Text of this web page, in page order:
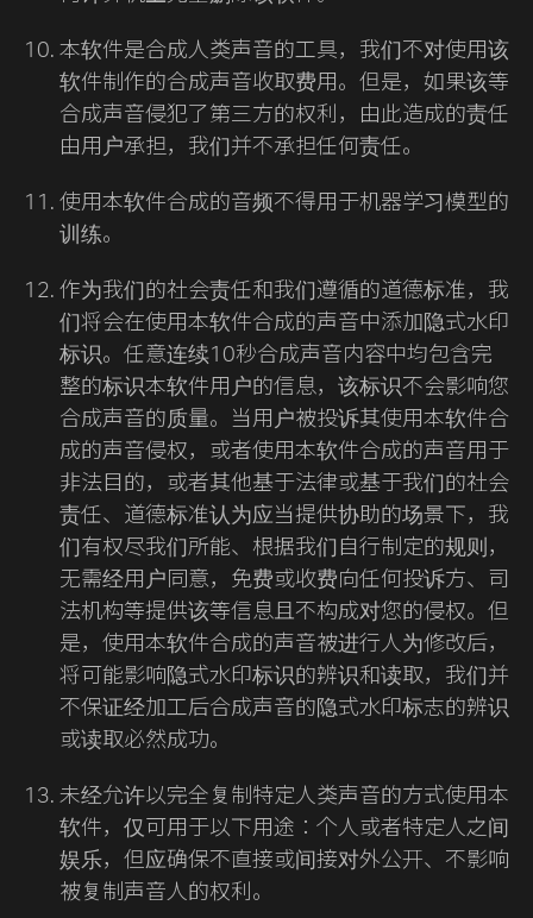
本软件是合成人类声音的工具，我们不对使用该
软件制作的合成声音收取费用。但是，如果该等
合成声音侵犯了第三方的权利，由此造成的责任
由用户承担，我们并不承担任何责任。
使用本软件合成的音频不得用于机器学习模型的
训练。
作为我们的社会责任和我们遵循的道德标准，我
们将会在使用本软件合成的声音中添加隐式水印
标识。任意连续10秒合成声音内容中均包含完
整的标识本软件用户的信息，该标识不会影响您
合成声音的质量。当用户被投诉其使用本软件合
成的声音侵权，或者使用本软件合成的声音用于
非法目的，或者其他基于法律或基于我们的社会
责任、道德标准认为应当提供协助的场景下，我
们有权尽我们所能、根据我们自行制定的规则，
无需经用户同意，免费或收费向任何投诉方、司
法机构等提供该等信息且不构成对您的侵权。但
是，使用本软件合成的声音被进行人为修改后，
将可能影响隐式水印标识的辨识和读取，我们并
不保证经加工后合成声音的隐式水印标志的辨识
或读取必然成功。
未经允许以完全复制特定人类声音的方式使用本
软件，仅可用于以下用途：个人或者特定人之间
娱乐，但应确保不直接或间接对外公开、不影响
被复制声音人的权利。